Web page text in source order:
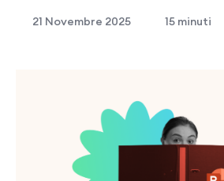
support@ispring.it
Demo gratuita di iSpring LMS
21 Novembre 2025 15 minuti